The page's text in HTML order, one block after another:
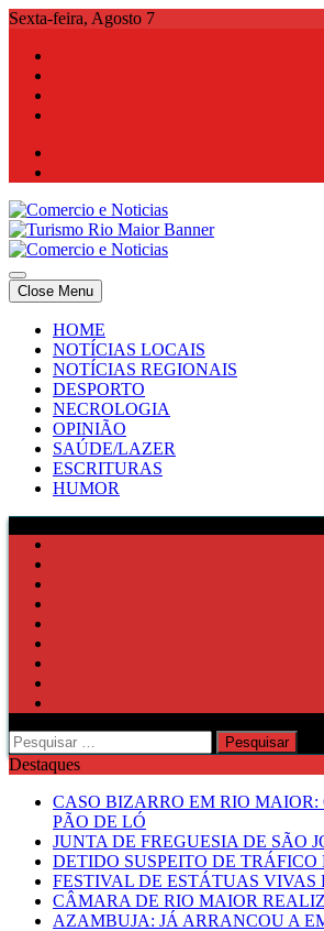
Skip
content
Sexta-feira, Agosto 7
Comercio e Noticias
Notícias e Publicidade Online
Comercio e Noticias
Notícias e Publicidade Online
Close Menu
HOME
NOTÍCIAS LOCAIS
NOTÍCIAS REGIONAIS
DESPORTO
NECROLOGIA
OPINIÃO
SAÚDE/LAZER
ESCRITURAS
HUMOR
Pesquisar
por:
Destaques
CASO BIZARRO EM RIO
PÃO DE LÓ
JUNTA DE FREGUESIA DE SÃO
DETIDO SUSPEITO DE
FESTIVAL DE ESTÁTUAS
CÂMARA DE RIO MAIOR
AZAMBUJA: JÁ ARRANCOU A